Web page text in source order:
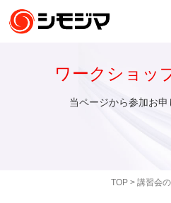
TOP> 講習会
ワークショッ
当ページから参加お申